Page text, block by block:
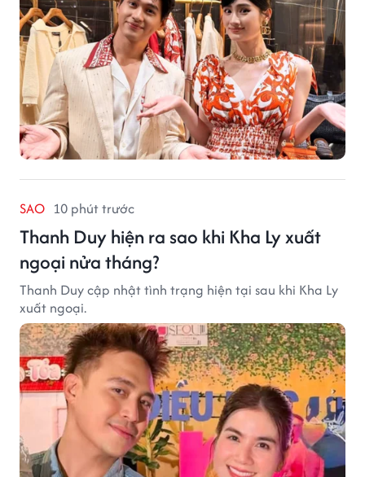
SAO 10 phút trước
Thanh Duy hiện ra sao khi Kha Ly xuất
ngoại nửa tháng?
Thanh Duy cập nhật tình trạng hiện tại sau khi Kha Ly
xuất ngoại.